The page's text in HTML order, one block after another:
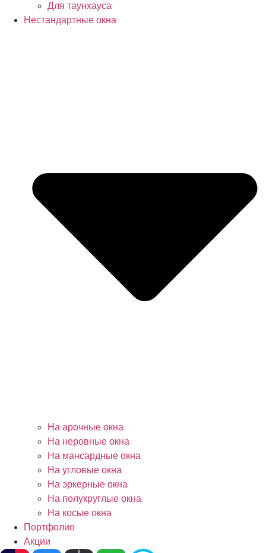
Для таунхауса
Нестандартные окна
На арочные окна
На неровные окна
На мансардные окна
На угловые окна
На эркерные окна
На полукруглые окна
На косые окна
Портфолио
Акции